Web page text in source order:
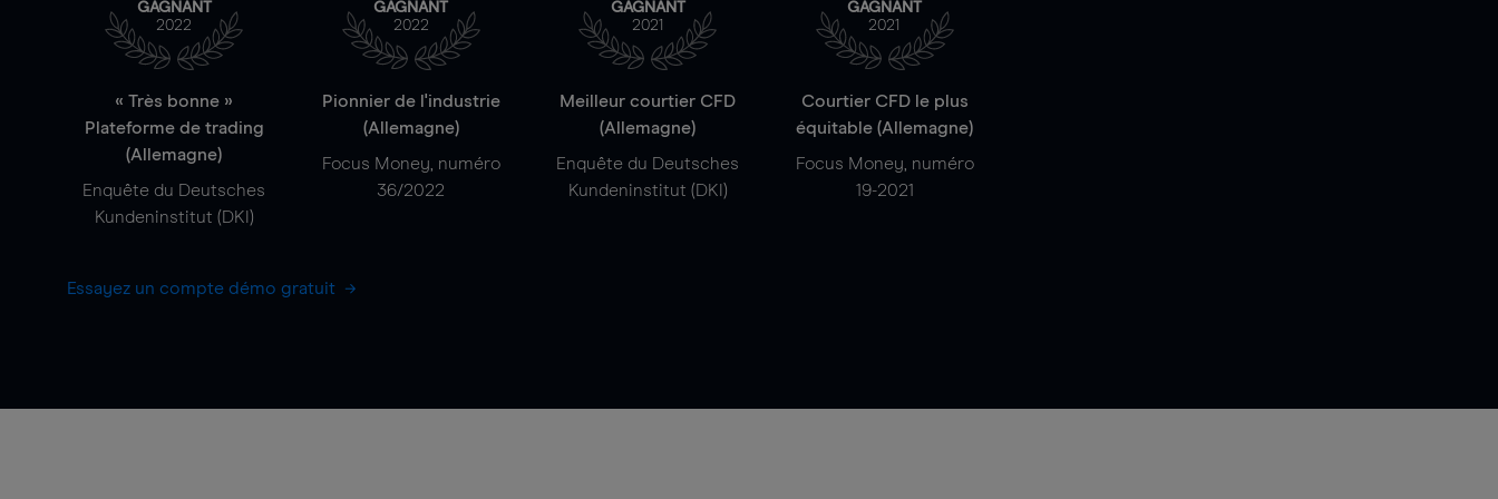
GAGNANT
2022
« Très bonne »
Plateforme de trading
(Allemagne)
Enquête du Deutsches
Kundeninstitut (DKI)
GAGNANT
2022
Pionnier de l'industrie
(Allemagne)
Focus Money, numéro
36/2022
GAGNANT
2021
Meilleur courtier CFD
(Allemagne)
Enquête du Deutsches
Kundeninstitut (DKI)
GAGNANT
2021
Courtier CFD le plus
équitable (Allemagne)
Focus Money, numéro
19-2021
Essayez un compte démo gratuit